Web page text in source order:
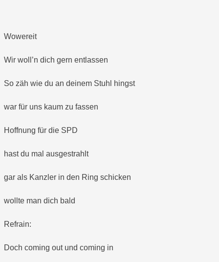
Wowereit
Wir woll’n dich gern entlassen
So zäh wie du an deinem Stuhl hingst
war für uns kaum zu fassen
Hoffnung für die SPD
hast du mal ausgestrahlt
gar als Kanzler in den Ring schicken
wollte man dich bald
Refrain:
Doch coming out und coming in